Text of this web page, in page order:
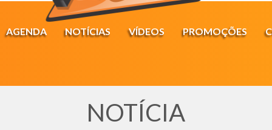
AGENDA NOTÍCIAS VÍDEOS PROMOÇÕES
NOTÍCIA